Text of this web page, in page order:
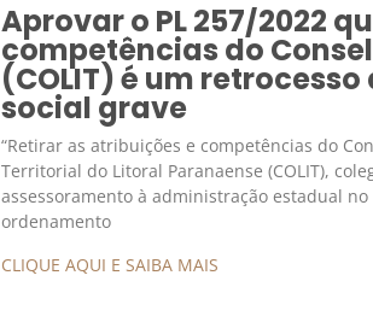
Aprovar o PL 257/2022
competências do
(COLIT) é um
social grave
“Retirar as atribuições e competências do
Territorial do Litoral Paranaense (COLIT),
assessoramento à administração estadual
ordenamento
CLIQUE AQUI E SAIBA MAIS